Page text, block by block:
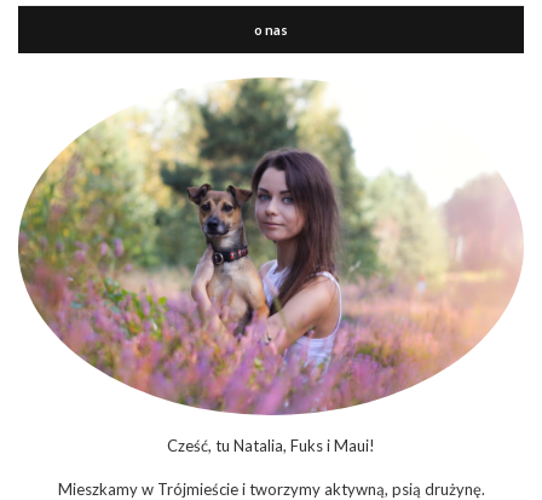
o nas
Cześć, tu Natalia, Fuks i Maui!
Mieszkamy w Trójmieście i tworzymy aktywną, psią drużynę.